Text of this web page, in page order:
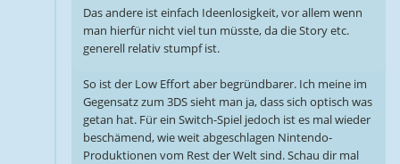
Das andere ist einfach Ideenlosigkeit, vor allem wenn
man hierfür nicht viel tun müsste, da die Story etc.
generell relativ stumpf ist.
So ist der Low Effort aber begründbarer. Ich meine im
Gegensatz zum 3DS sieht man ja, dass sich optisch was
getan hat. Für ein Switch-Spiel jedoch ist es mal wieder
beschämend, wie weit abgeschlagen Nintendo-
Produktionen vom Rest der Welt sind. Schau dir mal